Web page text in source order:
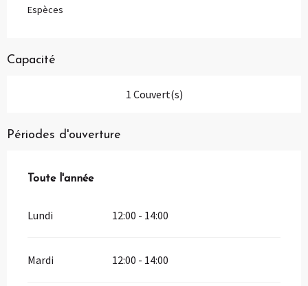
Espèces
Capacité
1 Couvert(s)
Périodes d'ouverture
Toute l'année
Toute l'année
Lundi 12:00 - 14:00
Mardi 12:00 - 14:00